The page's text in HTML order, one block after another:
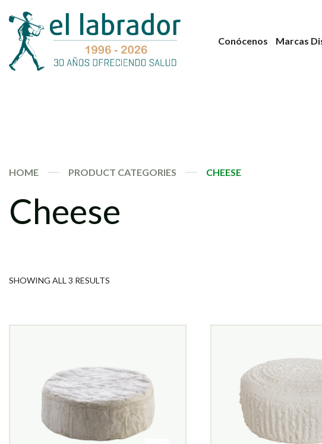
Conócenos Marcas
HOME PRODUCT CATEGORIES CHEESE
Cheese
SHOWING ALL 3 RESULTS